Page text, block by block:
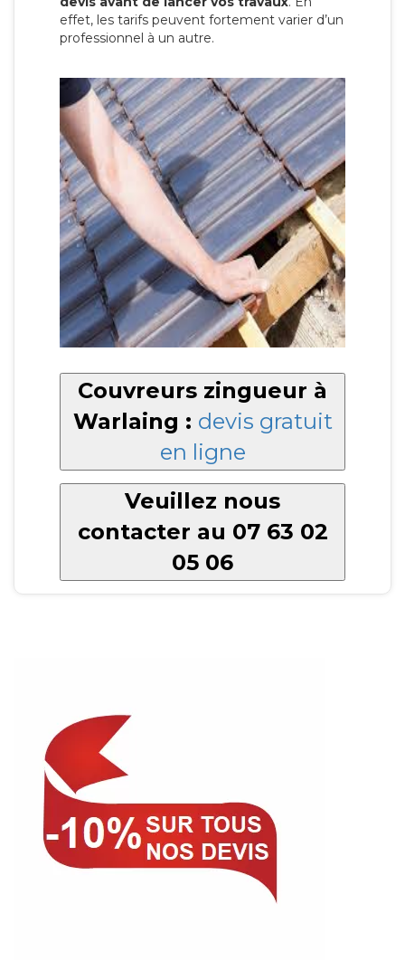
effet, les tarifs peuvent fortement varier d’un
professionnel à un autre.
Couvreurs zingueur à
Warlaing : devis gratuit
en ligne
Veuillez nous
contacter au 07 63 02
05 06